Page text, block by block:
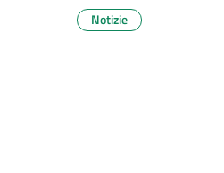
Notizie